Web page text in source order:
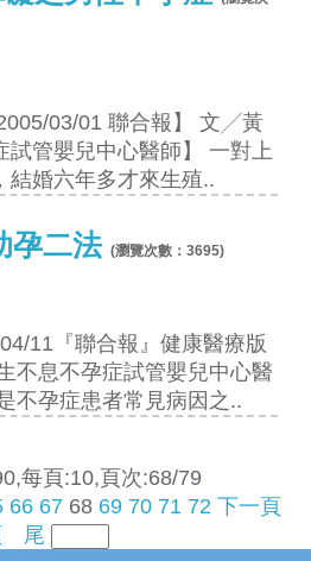
03/01 聯合報】 文╱黃
試管嬰兒中心醫師】 一對上
結婚六年多才來生殖..
孕二法(瀏覽次數：3695)
11『聯合報』健康醫療版
不息不孕症試管嬰兒中心醫
不孕症患者常見病因之..
每頁:10,頁次:68/79
66 67 68 69 70 71 72 下一頁
尾